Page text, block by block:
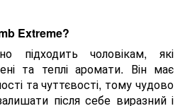
Extreme?
підходить чоловікам, які
та теплі аромати. Він має
та чуттєвості, тому чудово
після себе виразний і